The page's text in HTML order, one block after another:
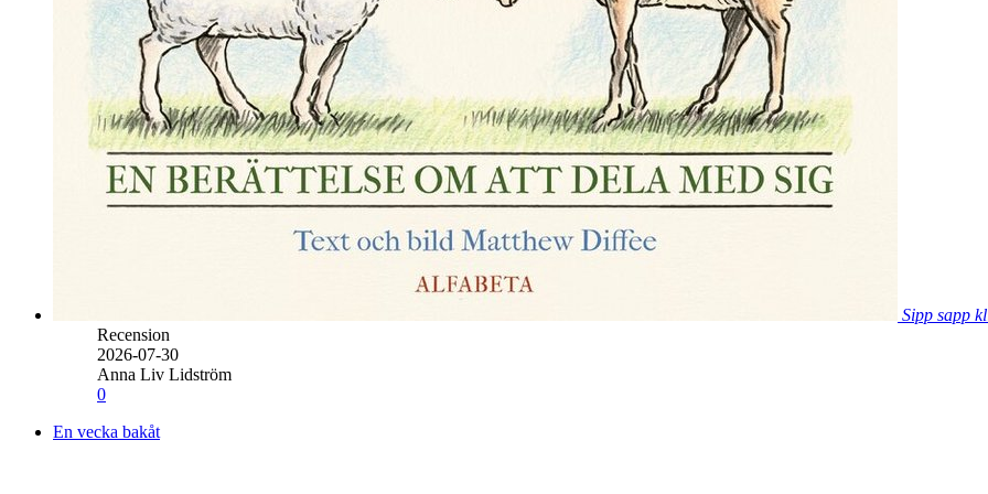
Sipp sapp
Recension
2026-07-30
Anna Liv Lidström
0
En vecka bakåt